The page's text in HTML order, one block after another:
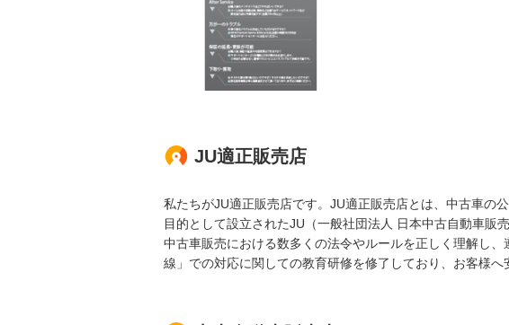
JU適正販売店
私たちがJU適正販売店です。JU適正販売店とは、中古車の
目的として設立されたJU（一般社団法人 日本中古自動車販
中古車販売における数多くの法令やルールを正しく理解し
線」での対応に関しての教育研修を修了しており、お客様へ